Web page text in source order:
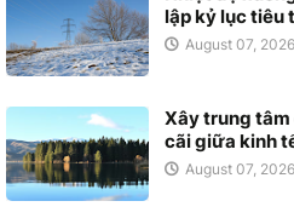
lập kỷ lục tiêu
August 07, 2026
Xây trung tâm
cãi giữa kinh
August 07, 2026